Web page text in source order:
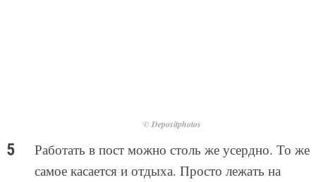
© Depositphotos
Работать в пост можно столь же усердно. То же
самое касается и отдыха. Просто лежать на